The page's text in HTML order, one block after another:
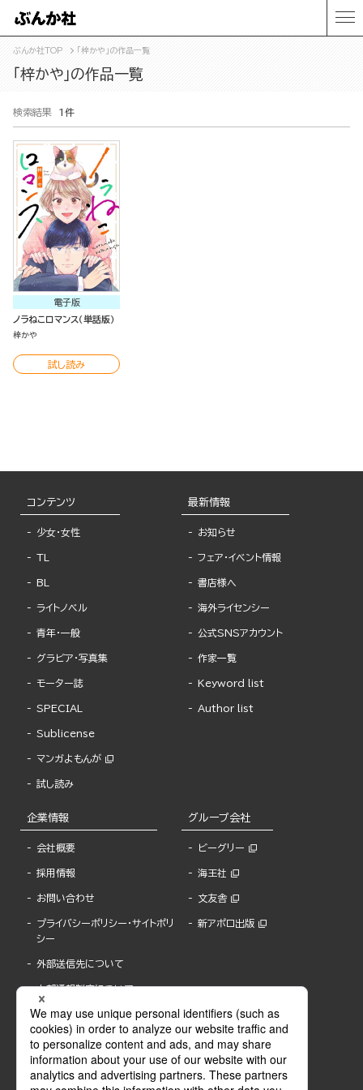
ぶんか社TOP 「梓かや」の作品一覧
「梓かや」の作品一覧
検索結果 1件
電子版
ノラねこロマンス（単話版）
梓かや
試し読み
コンテンツ
少女・女性
TL
BL
ライトノベル
青年・一般
グラビア・写真集
モーター誌
SPECIAL
Sublicense
マンガよもんが
試し読み
最新情報
お知らせ
フェア・イベント情報
書店様へ
海外ライセンシー
公式SNSアカウント
作家一覧
Keyword list
Author list
企業情報
会社概要
採用情報
お問い合わせ
プライバシーポリシー・サイトポリ
シー
外部送信先について
内部通報制度について
グループ会社
ビーグリー
海王社
文友舎
新アポロ出版